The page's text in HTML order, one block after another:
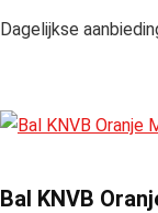
Dagelijkse
Bal KNVB